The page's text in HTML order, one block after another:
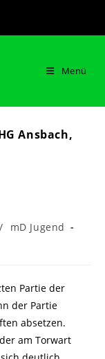
Menü
Ansbach,
/
mD Jugend
Partie der
der Partie
absetzen.
am Torwart